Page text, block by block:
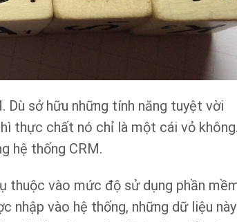
Dù sở hữu những tính năng tuyệt vời
thực chất nó chỉ là một cái vỏ không.
hệ thống CRM.
thuộc vào mức độ sử dụng phần
nhập vào hệ thống, những dữ liệu này